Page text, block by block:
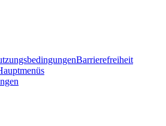
Barrierefreiheit